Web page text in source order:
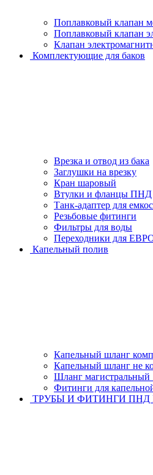
Поплавковый клапан
Поплавковый клапан
Клапан
Комплектующие для баков
Врезка и отвод из бака
Заглушки на врезку
Кран шаровый
Втулки и фланцы ПНД
Танк-адаптер для
Резьбовые фитинги
Фильтры для воды
Переходники для
Капельный полив
Капельный шланг
Капельный шланг не
Шланг магистральный
Фитинги для
ТРУБЫ И ФИТИНГИ ПНД